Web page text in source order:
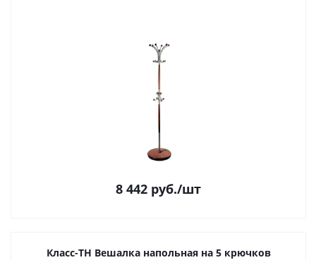
8 442 руб./шт
Класс-ТН Вешалка напольная на 5 крючков